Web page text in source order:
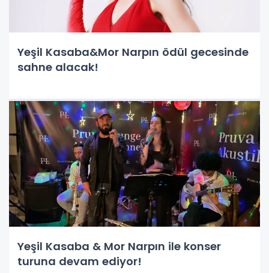
Yeşil Kasaba&Mor Narpın ödül gecesinde
sahne alacak!
Yeşil Kasaba & Mor Narpın ile konser
turuna devam ediyor!